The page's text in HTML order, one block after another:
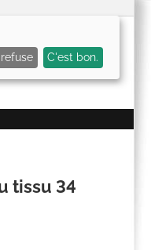
Mon panier (0
tissu 34
C'est bon.